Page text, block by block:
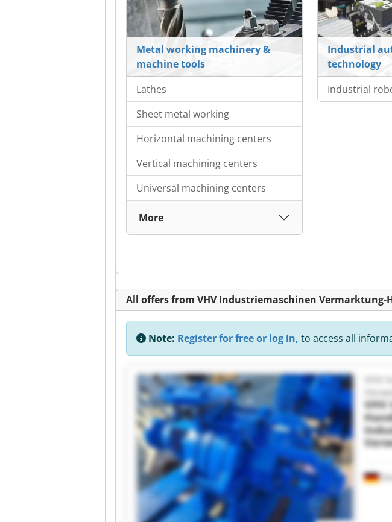
Metal working machinery &
machine tools
Lathes
Sheet metal working
Horizontal machining centers
Vertical machining centers
Universal machining centers
More
Industrial
technology
Industrial
All offers from VHV Industriemaschinen Vermarktung-
Note: Register for free or log in, to access all